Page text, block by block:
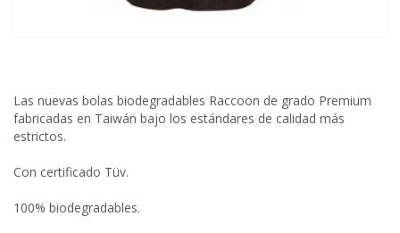
Las nuevas bolas biodegradables Raccoon de grado Premium
fabricadas en Taiwán bajo los estándares de calidad más
estrictos.
Con certificado Tüv.
100% biodegradables.